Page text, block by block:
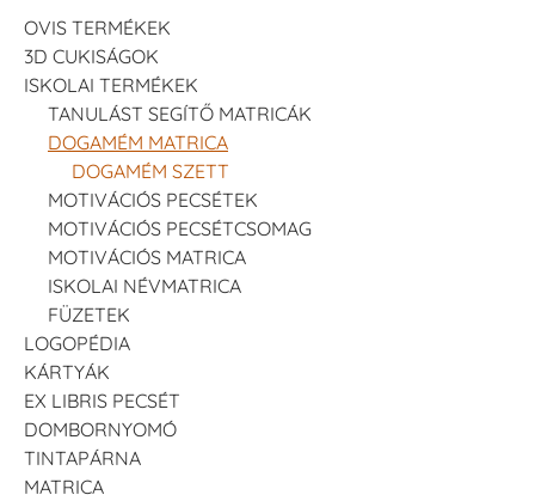
OVIS TERMÉKEK
3D CUKISÁGOK
ISKOLAI TERMÉKEK
TANULÁST SEGÍTŐ MATRICÁK
DOGAMÉM MATRICA
DOGAMÉM SZETT
MOTIVÁCIÓS PECSÉTEK
MOTIVÁCIÓS PECSÉTCSOMAG
MOTIVÁCIÓS MATRICA
ISKOLAI NÉVMATRICA
FÜZETEK
LOGOPÉDIA
KÁRTYÁK
EX LIBRIS PECSÉT
DOMBORNYOMÓ
TINTAPÁRNA
MATRICA